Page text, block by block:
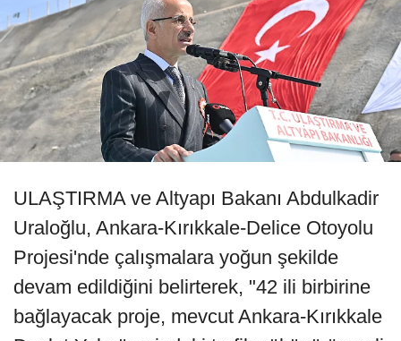
ULAŞTIRMA ve Altyapı Bakanı Abdulkadir
Uraloğlu, Ankara-Kırıkkale-Delice Otoyolu
Projesi'nde çalışmalara yoğun şekilde
devam edildiğini belirterek, "42 ili birbirine
bağlayacak proje, mevcut Ankara-Kırıkkale